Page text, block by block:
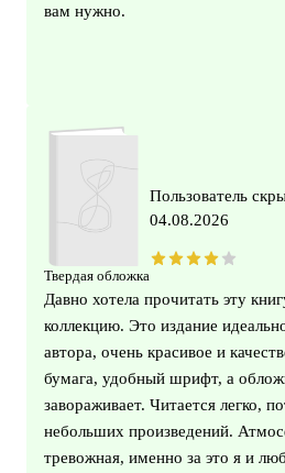
вам нужно.
Твердая обложка
Пользователь
04.08.2026
Давно хотела прочитать эту
коллекцию. Это издание
автора, очень красивое и
бумага, удобный шрифт, а
завораживает. Читается легко,
небольших произведений.
тревожная, именно за это я и